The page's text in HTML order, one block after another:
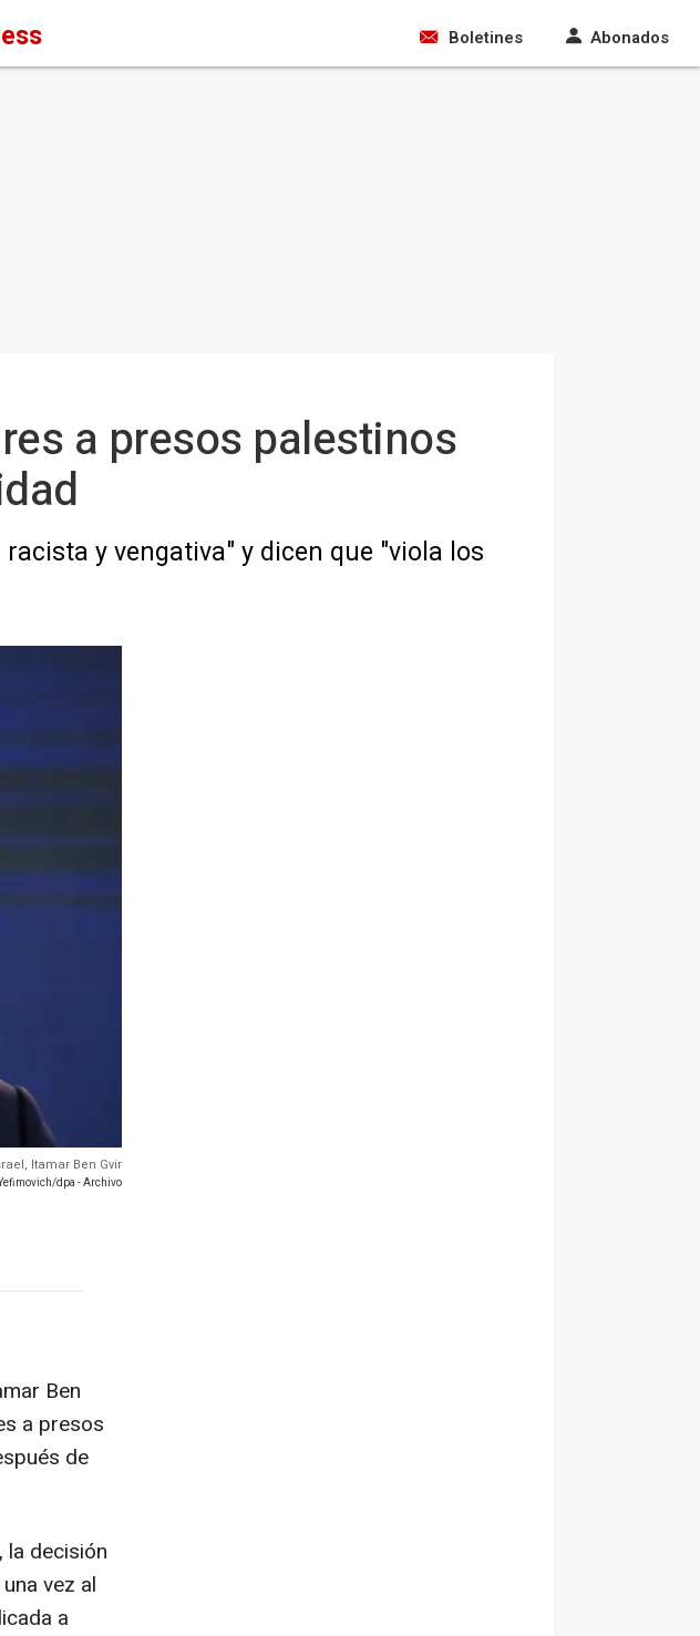
Boletines Abonados
a presos palestinos
y vengativa" y dicen que "viola los
Itamar Ben Gvir
dpa - Archivo
Ben
a presos
de
la decisión
vez al
a